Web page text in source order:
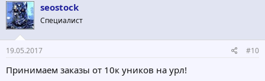
seostock
Специалист
19.05.2017 #10
Принимаем заказы от 10к уников на урл!